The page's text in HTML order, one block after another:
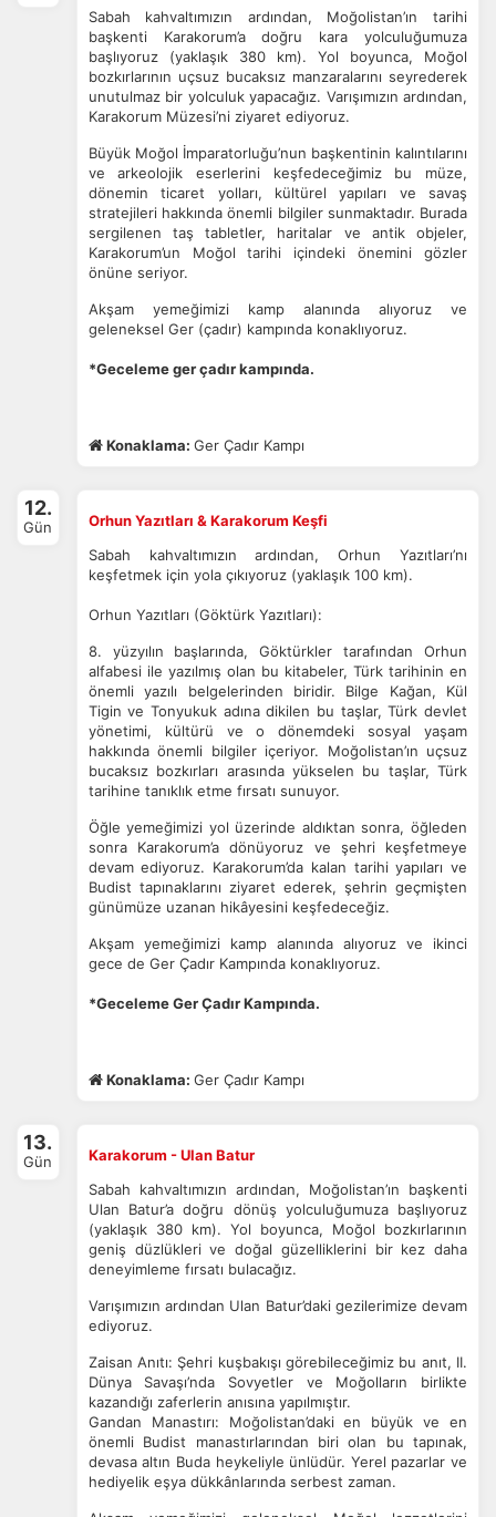
Sabah kahvaltımızın ardından, Moğolistan’ın tarihi
başkenti Karakorum’a doğru kara yolculuğumuza
başlıyoruz (yaklaşık 380 km). Yol boyunca, Moğol
bozkırlarının uçsuz bucaksız manzaralarını seyrederek
unutulmaz bir yolculuk yapacağız. Varışımızın ardından,
Karakorum Müzesi’ni ziyaret ediyoruz.
Büyük Moğol İmparatorluğu’nun başkentinin kalıntılarını
ve arkeolojik eserlerini keşfedeceğimiz bu müze,
dönemin ticaret yolları, kültürel yapıları ve savaş
stratejileri hakkında önemli bilgiler sunmaktadır. Burada
sergilenen taş tabletler, haritalar ve antik objeler,
Karakorum’un Moğol tarihi içindeki önemini gözler
önüne seriyor.
Akşam yemeğimizi kamp alanında alıyoruz ve
geleneksel Ger (çadır) kampında konaklıyoruz.
*Geceleme ger çadır kampında.
Konaklama: Ger Çadır Kampı
12.
Gün
Orhun Yazıtları & Karakorum Keşfi
Sabah kahvaltımızın ardından, Orhun Yazıtları’nı
keşfetmek için yola çıkıyoruz (yaklaşık 100 km).
Orhun Yazıtları (Göktürk Yazıtları):
8. yüzyılın başlarında, Göktürkler tarafından Orhun
alfabesi ile yazılmış olan bu kitabeler, Türk tarihinin en
önemli yazılı belgelerinden biridir. Bilge Kağan, Kül
Tigin ve Tonyukuk adına dikilen bu taşlar, Türk devlet
yönetimi, kültürü ve o dönemdeki sosyal yaşam
hakkında önemli bilgiler içeriyor. Moğolistan’ın uçsuz
bucaksız bozkırları arasında yükselen bu taşlar, Türk
tarihine tanıklık etme fırsatı sunuyor.
Öğle yemeğimizi yol üzerinde aldıktan sonra, öğleden
sonra Karakorum’a dönüyoruz ve şehri keşfetmeye
devam ediyoruz. Karakorum’da kalan tarihi yapıları ve
Budist tapınaklarını ziyaret ederek, şehrin geçmişten
günümüze uzanan hikâyesini keşfedeceğiz.
Akşam yemeğimizi kamp alanında alıyoruz ve ikinci
gece de Ger Çadır Kampında konaklıyoruz.
*Geceleme Ger Çadır Kampında.
Konaklama: Ger Çadır Kampı
13.
Gün
Karakorum - Ulan Batur
Sabah kahvaltımızın ardından, Moğolistan’ın başkenti
Ulan Batur’a doğru dönüş yolculuğumuza başlıyoruz
(yaklaşık 380 km). Yol boyunca, Moğol bozkırlarının
geniş düzlükleri ve doğal güzelliklerini bir kez daha
deneyimleme fırsatı bulacağız.
Varışımızın ardından Ulan Batur’daki gezilerimize devam
ediyoruz.
Zaisan Anıtı: Şehri kuşbakışı görebileceğimiz bu anıt, II.
Dünya Savaşı’nda Sovyetler ve Moğolların birlikte
kazandığı zaferlerin anısına yapılmıştır.
Gandan Manastırı: Moğolistan’daki en büyük ve en
önemli Budist manastırlarından biri olan bu tapınak,
devasa altın Buda heykeliyle ünlüdür. Yerel pazarlar ve
hediyelik eşya dükkânlarında serbest zaman.